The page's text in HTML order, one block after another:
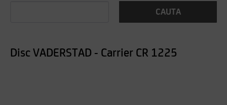
CAUTA
Disc VADERSTAD - Carrier CR 1225